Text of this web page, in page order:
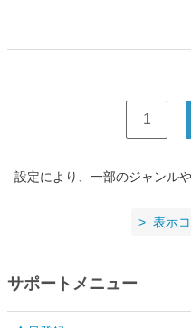
1
設定により、一部のジャンル
表示
サポートメニュー